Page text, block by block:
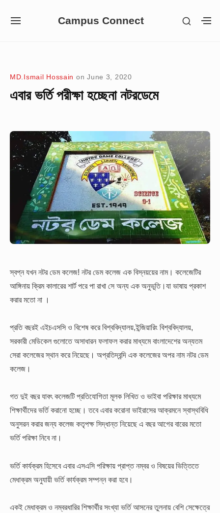
Campus Connect
SITE
SHOW
MD.Ismail Hossain on June 3, 2020
এবার ভর্তি পরীক্ষা হচ্ছেনা নটরডেমে
স্বপ্ন যখন নটর ডেম কলেজ! নটর ডেম কলেজ এক বিস্নয়য়ের নাম। কলেজেটির
আঙ্গিনায় ক্রিম কালারের শার্ট পরে পা রাখা সে অন্য এক অনুভূতি।যা ভাষায় প্রকাশ
করার মতো না ।
প্রতি বছরই এইচএসসি ও বিশেষ করে বিশ্ববিদ্যালয়,ইন্জিয়ারিং বিশ্ববিদ্যালয়,
সরকারী মেডিকেল গুলোতে অসাধারন ফলাফল করার মাধ্যমে বাংলাদেশের অন্যতম
সেরা কলেজের স্থান করে নিয়েছে। অপ্রতিদ্বন্দি এক কলেজের অপর নাম নটর ডেম
কলেজ।
গত দুই বছর যাবৎ কলেজটি প্রতিযোগিতা মূলক লিখিত ও ভাইবা পরিক্ষার মাধ্যমে
শিক্ষার্থীদের ভর্তি করানো হচ্ছে। তবে এবার করোনা ভাইরাসের আক্রমনে স্বাস্থবিধি
অনুসরন করার জন্য কলেজ কতৃপক্ষ সিদ্ধান্ত নিয়েছে এ বছর আগের বারের মতো
ভর্তি পরিক্ষা নিবে না।
ভর্তি কার্যক্রম হিসেবে এবার এসএসি পরিক্ষায় প্রাপ্ত নম্বর ও বিষয়ের ভিত্তিতে
মেধাক্রম অনুযায়ী ভর্তি কার্যক্রম সম্পন্ন করা হবে।
একই মেধাক্রম ও নম্বরধারির শিক্ষার্থীর সংখ্যা ভর্তি আসনের তুলনায় বেশি সেক্ষেত্রে